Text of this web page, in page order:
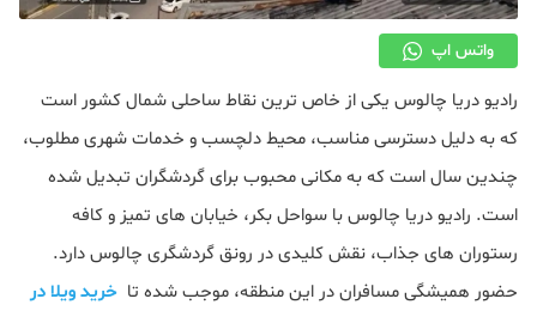
واتس اپ
رادیو دریا چالوس یکی از خاص ترین نقاط ساحلی شمال کشور است
که به‌ دلیل دسترسی مناسب، محیط دلچسب و خدمات شهری مطلوب،
چندین سال است که به مکانی محبوب برای گردشگران تبدیل شده
است. رادیو دریا چالوس با سواحل بکر، خیابان‌ های تمیز و کافه
رستوران‌ های جذاب، نقش کلیدی در رونق گردشگری چالوس دارد.
حضور همیشگی مسافران در این منطقه، موجب شده تا خرید ویلا در